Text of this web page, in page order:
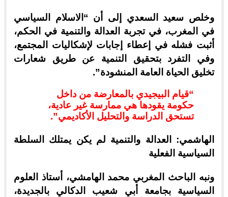
وخلص سعيد السعدي إلى أن “الاسلام السياسي
في المغرب، في تجربة العدالة والتنمية في الحكم،
أثبت فشله في إعطاء إجابات لإشكاليات المجتمع،
وفي التفرد بتحقيق التنمية عن طريق شعارات
تخليق الحياة العامة المنشودة”.
“قيام البيجيدي بالمعارضة من داخل
حكومة يقودها هي ممارسة غير عادية،
تستحق الدراسة والتحليل الأكاديمي”.
الهاشمي: العدالة والتنمية لم يكن يمتلك السلطة
السياسية الفعلية
ونبه الباحث المغربي محمد الهامشي، أستاذ العلوم
السياسية بجامعة أبي شعيب الدكالي بالجديدة،